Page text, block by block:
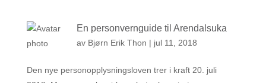
En personvernguide til Arendalsuka
av Bjørn Erik Thon | jul 11, 2018
Den nye personopplysningsloven trer i kraft 20. juli